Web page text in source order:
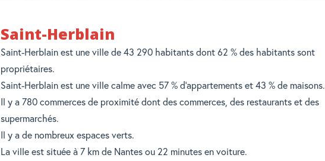
Saint-Herblain
Saint-Herblain est une ville de 43 290 habitants dont 62 % des habitants sont
propriétaires.
Saint-Herblain est une ville calme avec 57 % d'appartements et 43 % de maisons.
Il y a 780 commerces de proximité dont des commerces, des restaurants et des
supermarchés.
Il y a de nombreux espaces verts.
La ville est située à 7 km de Nantes ou 22 minutes en voiture.